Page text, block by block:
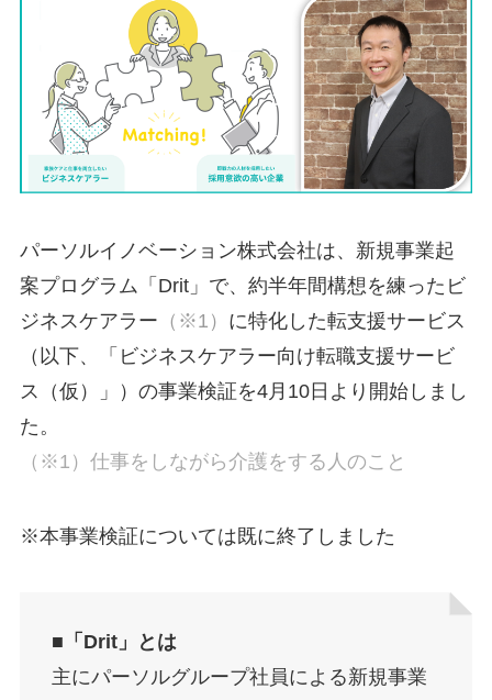
パーソルイノベーション株式会社は、新規事業起
案プログラム「Drit」で、約半年間構想を練ったビ
ジネスケアラー （※1） に特化した転支援サービス
（以下、「ビジネスケアラー向け転職支援サービ
ス（仮）」）の事業検証を4月10日より開始しまし
た。
（※1）仕事をしながら介護をする人のこと
※本事業検証については既に終了しました
■「Drit」とは
主にパーソルグループ社員による新規事業